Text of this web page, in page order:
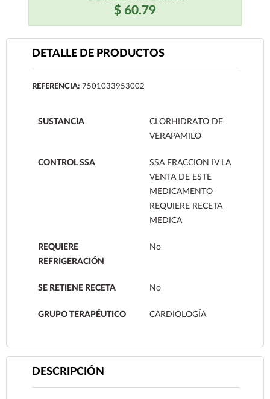
$ 60.79
DETALLE DE PRODUCTOS
REFERENCIA: 7501033953002
SUSTANCIA
CLORHIDRATO DE
VERAPAMILO
CONTROL SSA
SSA FRACCION IV LA
VENTA DE ESTE
MEDICAMENTO
REQUIERE RECETA
MEDICA
REQUIERE
REFRIGERACIÓN
No
SE RETIENE RECETA No
GRUPO TERAPÉUTICO CARDIOLOGÍA
DESCRIPCIÓN